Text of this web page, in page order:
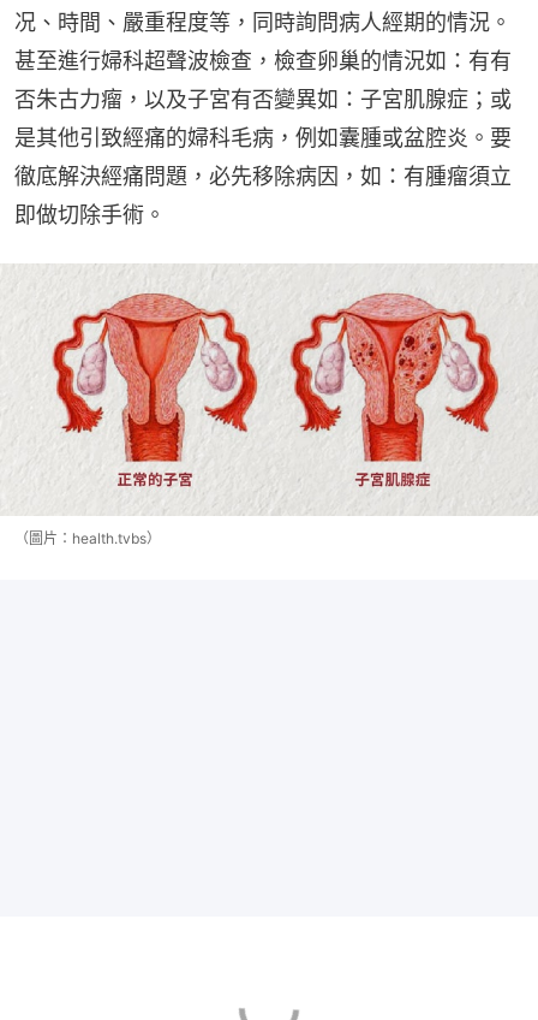
况、時間、嚴重程度等，同時詢問病人經期的情況。
甚至進行婦科超聲波檢查，檢查卵巢的情況如：有有
否朱古力瘤，以及子宮有否變異如：子宮肌腺症；或
是其他引致經痛的婦科毛病，例如囊腫或盆腔炎。要
徹底解決經痛問題，必先移除病因，如：有腫瘤須立
即做切除手術。
（圖片：health.tvbs）